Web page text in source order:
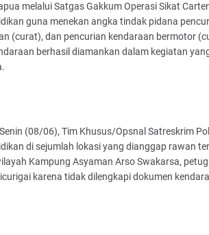
melalui Satgas Gakkum Operasi Sikat
guna menekan angka tindak pidana
(curat), dan pencurian kendaraan bermotor
berhasil diamankan dalam kegiatan
(08/06), Tim Khusus/Opsnal Satreskrim
di sejumlah lokasi yang dianggap rawan
Kampung Asyaman Arso Swakarsa,
karena tidak dilengkapi dokumen